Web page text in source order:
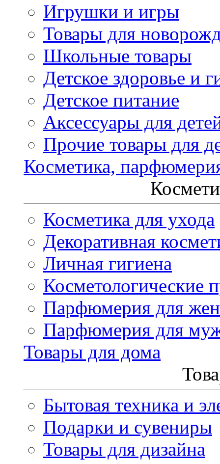
Игрушки и игры
Товары для
Школьные товары
Детское здоровье и
Детское питание
Аксессуары для
Прочие товары для
Косметика,
Косметика для ухода
Декоративная
Личная гигиена
Косметологические
Парфюмерия для
Парфюмерия для
Товары для дома
Бытовая техника и
Подарки и сувениры
Товары для дизайна